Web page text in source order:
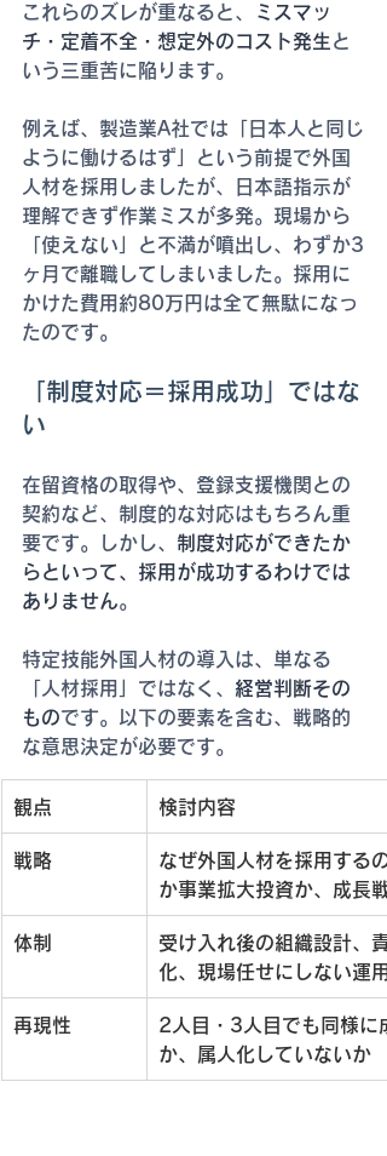
これらのズレが重なると、
ミスマッ
チ・定着不全・想定外のコスト発生 と
いう三重苦に陥ります。
例えば、製造業A社では「日本人と同じ
ように働けるはず」という前提で外国
人材を採用しましたが、日本語指示が
理解できず作業ミスが多発。現場から
「使えない」と不満が噴出し、わずか3
ヶ月で離職してしまいました。採用に
かけた費用約80万円は全て無駄になっ
たのです。
「制度対応＝採用成功」ではな
い
在留資格の取得や、登録支援機関との
契約など、制度的な対応はもちろん重
要です。しかし、 制度対応ができたか
らといって、採用が成功するわけでは
ありません。
特定技能外国人材の導入は、単なる
「人材採用」ではなく、 経営判断その
ものです。以下の要素を含む、戦略的
な意思決定が必要です。
観点 検討内容
戦略
なぜ外国人材を採用する
か事業拡大投資か、成長
体制
受け入れ後の組織設計、
化、現場任せにしない運用
再現性
2人目・3人目でも同様に
か、属人化していないか